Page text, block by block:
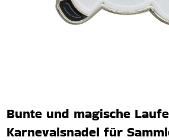
Bunte und magische
Karnevalsnadel für